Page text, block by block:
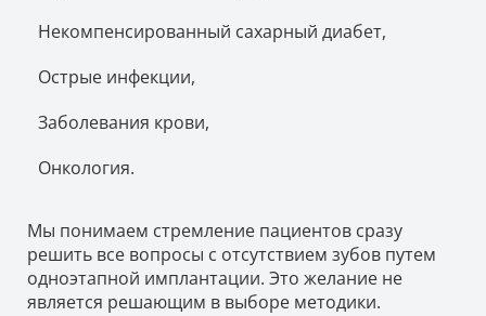
Некомпенсированный сахарный диабет,
Острые инфекции,
Заболевания крови,
Онкология.
Мы понимаем стремление пациентов сразу
решить все вопросы с отсутствием зубов путем
одноэтапной имплантации. Это желание не
является решающим в выборе методики.